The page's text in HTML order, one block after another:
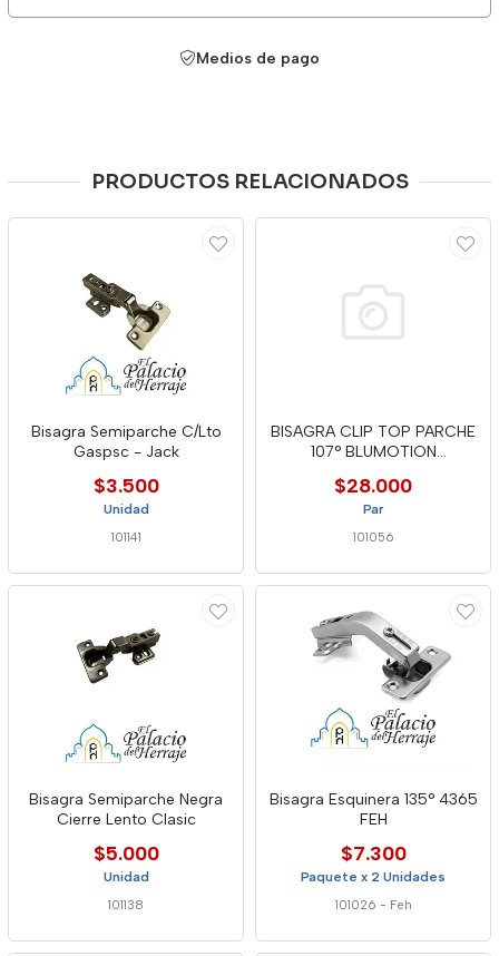
Medios de pago
PRODUCTOS RELACIONADOS
Bisagra Semiparche C/Lto
Gaspsc - Jack
$3.500
Unidad
101141
BISAGRA CLIP TOP PARCHE
107° BLUMOTION
$28.000
Par
101056
Bisagra Semiparche Negra
Cierre Lento Clasic
$5.000
Unidad
101138
Bisagra Esquinera 135° 4365
FEH
$7.300
Paquete x 2 Unidades
101026 - Feh